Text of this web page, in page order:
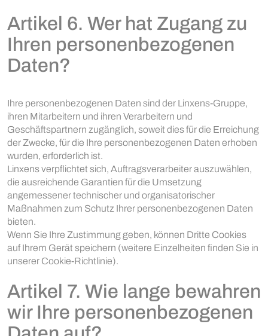
Artikel 6. Wer hat Zugang zu
Ihren personenbezogenen
Daten?
Ihre personenbezogenen Daten sind der Linxens-Gruppe,
ihren Mitarbeitern und ihren Verarbeitern und
Geschäftspartnern zugänglich, soweit dies für die Erreichung
der Zwecke, für die Ihre personenbezogenen Daten erhoben
wurden, erforderlich ist.
Linxens verpflichtet sich, Auftragsverarbeiter auszuwählen,
die ausreichende Garantien für die Umsetzung
angemessener technischer und organisatorischer
Maßnahmen zum Schutz Ihrer personenbezogenen Daten
bieten.
Wenn Sie Ihre Zustimmung geben, können Dritte Cookies
auf Ihrem Gerät speichern (weitere Einzelheiten finden Sie in
unserer Cookie-Richtlinie).
Artikel 7. Wie lange bewahren
wir Ihre personenbezogenen